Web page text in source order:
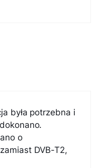
była potrzebna i
o
DVB-T2,